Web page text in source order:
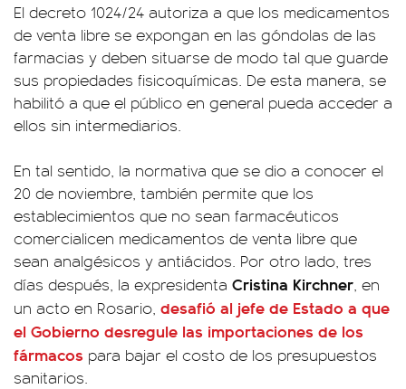
El decreto 1024/24 autoriza a que los medicamentos
de venta libre se expongan en las góndolas de las
farmacias y deben situarse de modo tal que guarde
sus propiedades fisicoquímicas. De esta manera, se
habilitó a que el público en general pueda acceder a
ellos sin intermediarios.
En tal sentido, la normativa que se dio a conocer el
20 de noviembre, también permite que los
establecimientos que no sean farmacéuticos
comercialicen medicamentos de venta libre que
sean analgésicos y antiácidos. Por otro lado, tres
días después, la expresidenta Cristina Kirchner, en
un acto en Rosario, desafió al jefe de Estado a que
el Gobierno desregule las importaciones de los
fármacos para bajar el costo de los presupuestos
sanitarios.